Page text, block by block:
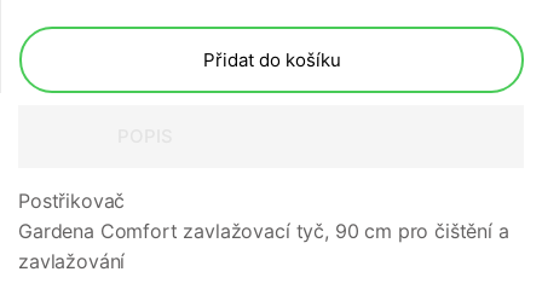
Přidat do košíku
Postřikovač
Gardena Comfort zavlažovací tyč, 90 cm pro čištění a
zavlažování